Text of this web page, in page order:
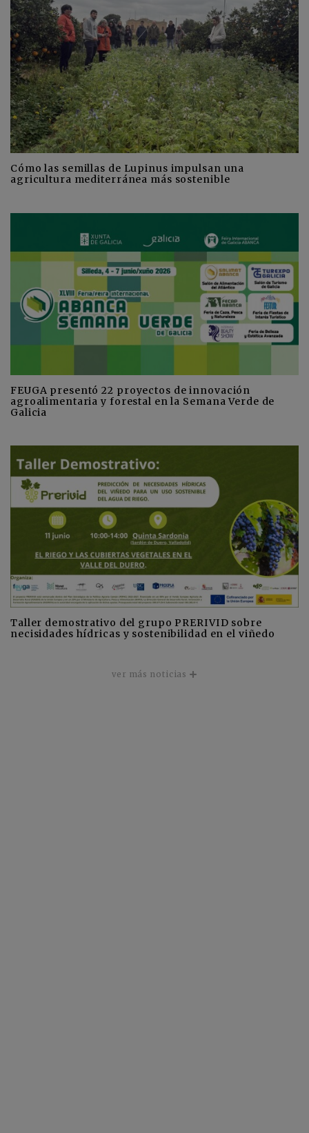
Cómo las semillas de Lupinus impulsan una
agricultura mediterránea más sostenible
FEUGA presentó 22 proyectos de innovación
agroalimentaria y forestal en la Semana Verde de
Galicia
Taller demostrativo del grupo PRERIVID sobre
necisidades hídricas y sostenibilidad en el viñedo
ver más noticias